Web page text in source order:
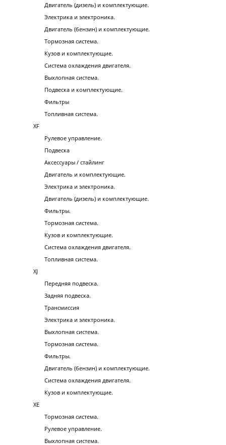
Двигатель (дизель) и комплектующие.
Электрика и электроника.
Двигатель (бензин) и комплектующие.
Тормозная система.
Кузов и комплектующие.
Система охлаждения двигателя.
Выхлопная система.
Подвеска и комплектующие.
Фильтры
Топливная система.
XF
Рулевое управление.
Подвеска
Аксессуары / стайлинг
Двигатель и комплектующие.
Электрика и электроника.
Двигатель (дизель) и комплектующие.
Фильтры.
Тормозная система.
Кузов и комплектующие.
Система охлаждения двигателя.
Топливная система.
XJ
Передняя подвеска.
Задняя подвеска.
Трансмиссия
Электрика и электроника.
Выхлопная система.
Тормозная система.
Фильтры.
Двигатель (бензин) и комплектующие.
Система охлаждения двигателя.
Кузов и комплектующие.
XE
Тормозная система.
Рулевое управление.
Выхлопная система.